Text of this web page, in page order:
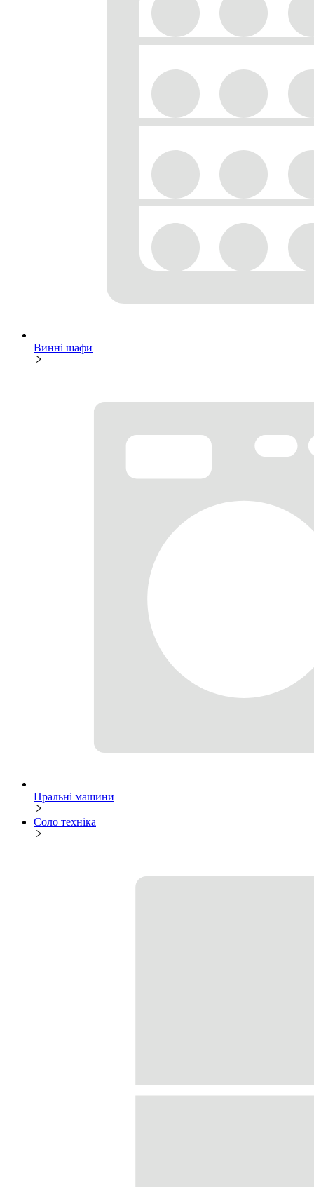
Винні шафи
Пральні машини
Соло техніка